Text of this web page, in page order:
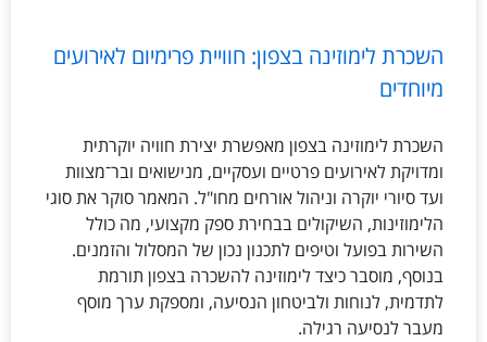
השכרת לימוזינה בצפון: חוויית פרימיום לאירועים
מיוחדים
השכרת לימוזינה בצפון מאפשרת יצירת חוויה יוקרתית
ומדויקת לאירועים פרטיים ועסקיים, מנישואים ובר־מצוות
ועד סיורי יוקרה וניהול אורחים מחו"ל. המאמר סוקר את סוגי
הלימוזינות, השיקולים בבחירת ספק מקצועי, מה כולל
השירות בפועל וטיפים לתכנון נכון של המסלול והזמנים.
בנוסף, מוסבר כיצד לימוזינה להשכרה בצפון תורמת
לתדמית, לנוחות ולביטחון הנסיעה, ומספקת ערך מוסף
מעבר לנסיעה רגילה.